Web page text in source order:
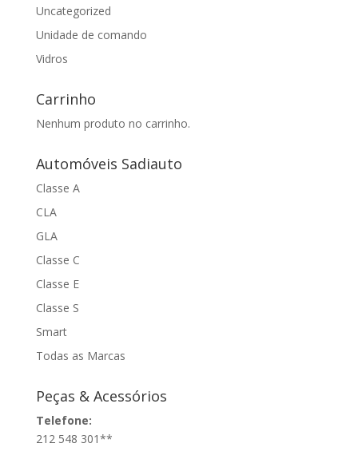
Uncategorized
Unidade de comando
Vidros
Carrinho
Nenhum produto no carrinho.
Automóveis Sadiauto
Classe A
CLA
GLA
Classe C
Classe E
Classe S
Smart
Todas as Marcas
Peças & Acessórios
Telefone:
212 548 301**